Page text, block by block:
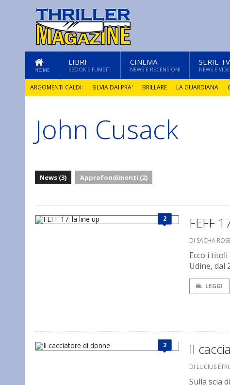
HOME
LIBRI
EBOOK E FUMETTI
CINEMA
NEWS E RECENSIONI
SERIE TV
NEWS E
ARGOMENTI CALDI: SILVIA DAI PRA' BRILLARE LA GUARDIANA
GLI ANNI DI PIETRA
John Cusack
News (3) Approfondimenti (2)
2 FEFF
DI SACHA
Ecco i
Udine, dal
LEGGI
2 Il
DI LUCIUS
Sulla scia